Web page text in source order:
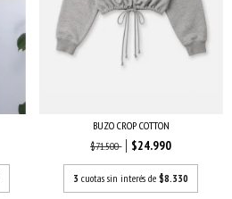
BUZO CROP COTTON
$71.500
$24.990
3 cuotas sin interés de$8.330